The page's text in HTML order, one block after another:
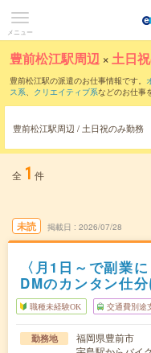
メニュー
豊前松江駅周辺 ×土日
豊前松江駅の派遣のお仕事情報です。
ス系、 クリエイティブ系などのお仕事
豊前松江駅周辺 / 土日祝のみ勤務
全 1 件
未読 掲載日 2026/07/28
〈月1日～で副業
DMのカンタン仕分
職種未経験OK 交通費別途
勤務地
福岡県豊前市